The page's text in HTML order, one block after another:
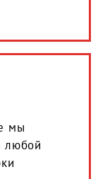
мы
любой